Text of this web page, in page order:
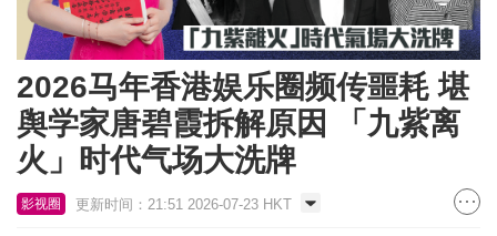
2026马年香港娱乐圈频传噩耗 堪
舆学家唐碧霞拆解原因 「九紫离
火」时代气场大洗牌
影视圈 更新时间：21:51 2026-07-23 HKT